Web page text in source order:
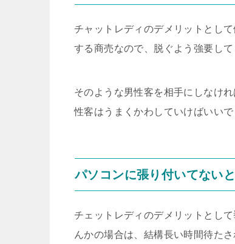
チャットレディのデメリットとし
する商売なので、脱ぐよう強要して
そのような男性客を相手にしなけ
性客はうまくかわしていけばいいで
パソコンに張り付いてない
チェットレディのデメリットとし
んかの場合は、結構長い時間待たさ